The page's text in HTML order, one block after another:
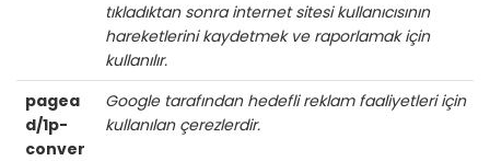
tıkladıktan sonra internet sitesi kullanıcısının
hareketlerini kaydetmek ve raporlamak için
kullanılır.
pagea
d/1p-
conver
Google tarafından hedefli reklam faaliyetleri için
kullanılan çerezlerdir.